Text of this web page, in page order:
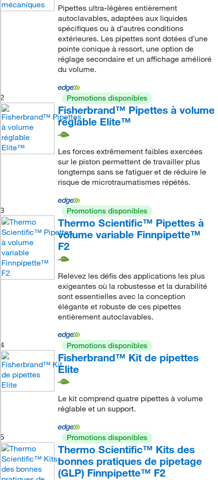
Pipettes ultra-légères entièrement
autoclavables, adaptées aux liquides
spécifiques ou à d’autres conditions
extérieures. Les pipettes sont dotées d’une
pointe conique à ressort, une option de
réglage secondaire et un affichage amélioré
du volume.
2 Promotions disponibles
Fisherbrand™ Pipettes à volume
réglable Elite™
Les forces extrêmement faibles exercées
sur le piston permettent de travailler plus
longtemps sans se fatiguer et de réduire le
risque de microtraumatismes répétés.
3 Promotions disponibles
Thermo Scientific™ Pipettes à
volume variable Finnpipette™
F2
Relevez les défis des applications les plus
exigeantes où la robustesse et la durabilité
sont essentielles avec la conception
élégante et robuste de ces pipettes
entièrement autoclavables.
4 Promotions disponibles
Fisherbrand™ Kit de pipettes
Elite
Le kit comprend quatre pipettes à volume
réglable et un support.
5 Promotions disponibles
Thermo Scientific™ Kits des
bonnes pratiques de pipetage
(GLP) Finnpipette™ F2